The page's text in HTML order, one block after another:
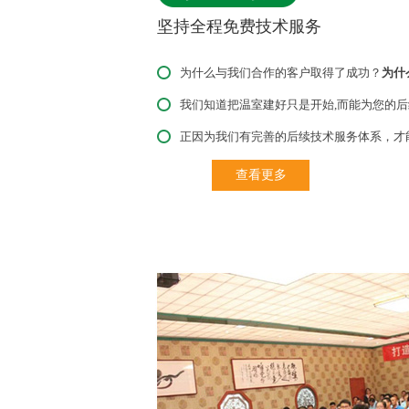
坚持全程免费技术服务
为什么与我们合作的客户取得了成功？ 为什
我们知道把温室建好只是开始,而能为您的
正因为我们有完善的后续技术服务体系，
查看更多